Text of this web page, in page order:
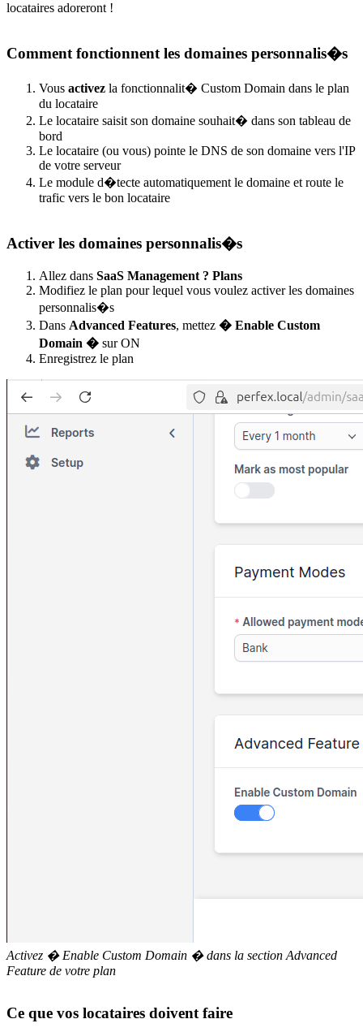
locataires adoreront !
Comment fonctionnent les domaines personnalis�s
Vous activez la fonctionnalit� Custom Domain dans le plan
du locataire
Le locataire saisit son domaine souhait� dans son tableau de
bord
Le locataire (ou vous) pointe le DNS de son domaine vers l'IP
de votre serveur
Le module d�tecte automatiquement le domaine et route le
trafic vers le bon locataire
Activer les domaines personnalis�s
Allez dans SaaS Management ? Plans
Modifiez le plan pour lequel vous voulez activer les domaines
personnalis�s
Dans Advanced Features, mettez � Enable Custom
Domain � sur ON
Enregistrez le plan
Activez � Enable Custom Domain � dans la section Advanced
Feature de votre plan
Ce que vos locataires doivent faire